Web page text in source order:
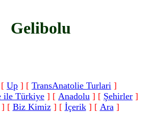
Gelibolu
[ Up ] [ TransAnatolie Turlari ]
ile Türkiye ] [ Anadolu ] [ Şehirler ]
[ Biz Kimiz] [ İçerik] [ Ara]